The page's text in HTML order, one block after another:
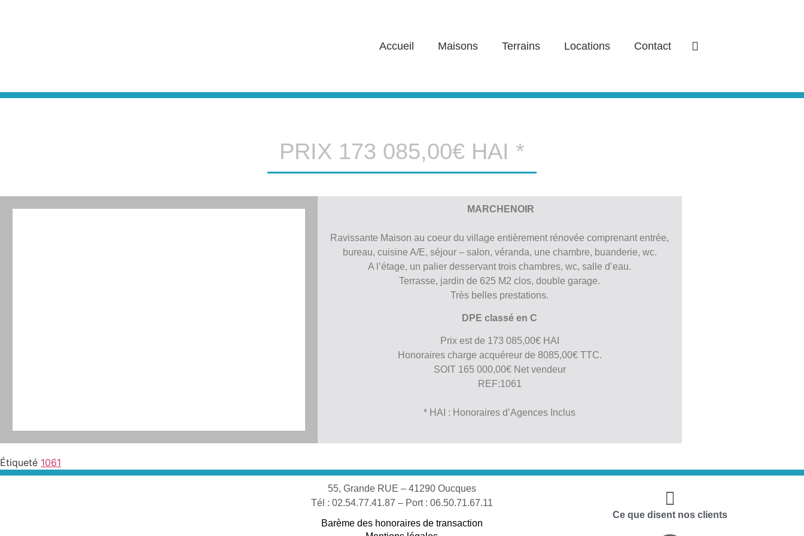
Accueil Maisons Terrains Locations Contact
PRIX 173 085,00€ HAI *
MARCHENOIR
Ravissante Maison au coeur du village entièrement rénovée comprenant entrée,
bureau, cuisine A/E, séjour – salon, véranda, une chambre, buanderie, wc.
A l’étage, un palier desservant trois chambres, wc, salle d’eau.
Terrasse, jardin de 625 M2 clos, double garage.
Très belles prestations.
DPE classé en C
Prix est de 173 085,00€ HAI
Honoraires charge acquéreur de 8085,00€ TTC.
SOIT 165 000,00€ Net vendeur
REF:1061
* HAI : Honoraires d’Agences Inclus
Étiqueté 1061
55, Grande RUE – 41290 Oucques
Tél : 02.54.77.41.87 – Port : 06.50.71.67.11
Barème des honoraires de transaction
Ce que disent nos clients